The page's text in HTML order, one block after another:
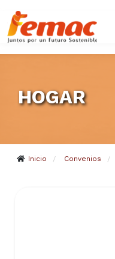
HOGAR
Inicio / Convenios /